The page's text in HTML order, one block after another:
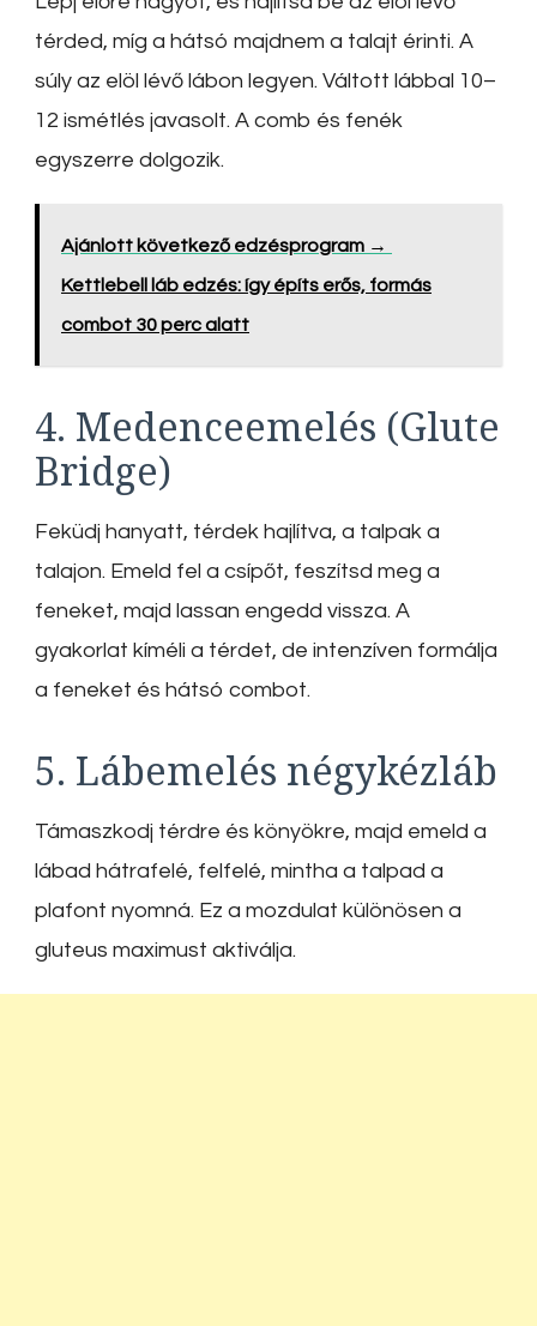
térded, míg a hátsó majdnem a talajt érinti. A
súly az elöl lévő lábon legyen. Váltott lábbal 10–
12 ismétlés javasolt. A comb és fenék
egyszerre dolgozik.
Ajánlott következő edzésprogram →
Kettlebell láb edzés: így építs erős, formás
combot 30 perc alatt
4. Medenceemelés (Glute
Bridge)
Feküdj hanyatt, térdek hajlítva, a talpak a
talajon. Emeld fel a csípőt, feszítsd meg a
feneket, majd lassan engedd vissza. A
gyakorlat kíméli a térdet, de intenzíven formálja
a feneket és hátsó combot.
5. Lábemelés négykézláb
Támaszkodj térdre és könyökre, majd emeld a
lábad hátrafelé, felfelé, mintha a talpad a
plafont nyomná. Ez a mozdulat különösen a
gluteus maximust aktiválja.